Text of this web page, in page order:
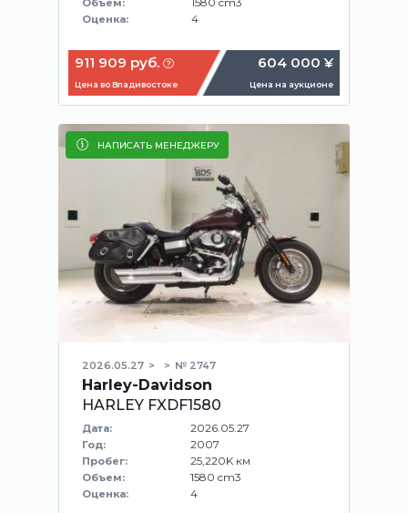
Объем:
Оценка: 4
911 909 руб.
Цена во Владивостоке
604 000 ¥
Цена на аукционе
НАПИСАТЬ МЕНЕДЖЕРУ
2026.05.27 № 2747
Harley-Davidson
HARLEY FXDF1580
Дата: 2026.05.27
Год: 2007
Пробег: 25,220K км
Объем: 1580 cm3
Оценка: 4